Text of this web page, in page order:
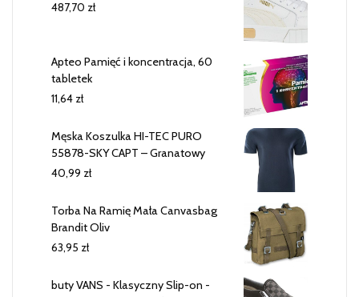
487,70 zł
Apteo Pamięć i koncentracja, 60
tabletek
11,64 zł
Męska Koszulka HI-TEC PURO
55878-SKY CAPT – Granatowy
40,99 zł
Torba Na Ramię Mała Canvasbag
Brandit Oliv
63,95 zł
buty VANS - Klasyczny Slip-on -